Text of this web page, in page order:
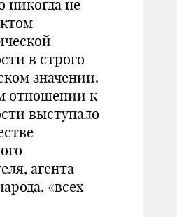
никогда не
в строго
значении.
отношении к
выступало
агента
«всех